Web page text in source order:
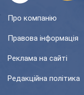
Про компанію
Правова інформація
Реклама на сайті
Редакційна політика